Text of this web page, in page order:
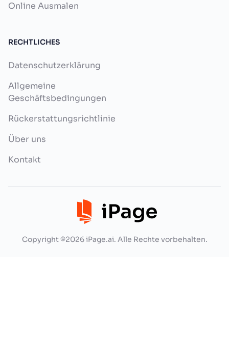
Online Ausmalen
RECHTLICHES
Datenschutzerklärung
Allgemeine
Geschäftsbedingungen
Rückerstattungsrichtlinie
Über uns
Kontakt
Copyright ©2026 iPage.ai. Alle Rechte vorbehalten.